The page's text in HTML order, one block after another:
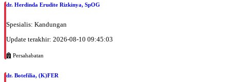
dr. Herdinda Erudite Rizkinya, SpOG
Spesialis: Kandungan
Update terakhir: 2026-08-10 09:45:03
Persahabatan
dr. Botefilia, (K)FER